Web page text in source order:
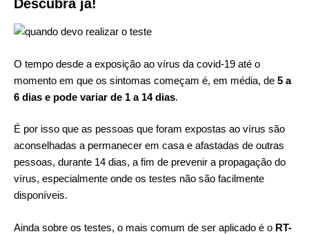
Descubra já!
O tempo desde a exposição ao vírus da covid-19 até o
momento em que os sintomas começam é, em média, de 5 a
6 dias e pode variar de 1 a 14 dias.
É por isso que as pessoas que foram expostas ao vírus são
aconselhadas a permanecer em casa e afastadas de outras
pessoas, durante 14 dias, a fim de prevenir a propagação do
vírus, especialmente onde os testes não são facilmente
disponíveis.
Ainda sobre os testes, o mais comum de ser aplicado é o RT-